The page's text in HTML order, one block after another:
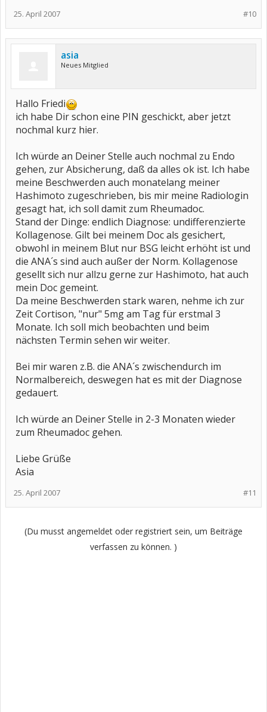
#10
25. April 2007
asia
Neues Mitglied
Hallo Friedi
ich habe Dir schon eine PIN geschickt, aber jetzt
nochmal kurz hier.
Ich würde an Deiner Stelle auch nochmal zu Endo
gehen, zur Absicherung, daß da alles ok ist. Ich habe
meine Beschwerden auch monatelang meiner
Hashimoto zugeschrieben, bis mir meine Radiologin
gesagt hat, ich soll damit zum Rheumadoc.
Stand der Dinge: endlich Diagnose: undifferenzierte
Kollagenose. Gilt bei meinem Doc als gesichert,
obwohl in meinem Blut nur BSG leicht erhöht ist und
die ANA´s sind auch außer der Norm. Kollagenose
gesellt sich nur allzu gerne zur Hashimoto, hat auch
mein Doc gemeint.
Da meine Beschwerden stark waren, nehme ich zur
Zeit Cortison, "nur" 5mg am Tag für erstmal 3
Monate. Ich soll mich beobachten und beim
nächsten Termin sehen wir weiter.
Bei mir waren z.B. die ANA´s zwischendurch im
Normalbereich, deswegen hat es mit der Diagnose
gedauert.
Ich würde an Deiner Stelle in 2-3 Monaten wieder
zum Rheumadoc gehen.
Liebe Grüße
Asia
#11
25. April 2007
(Du musst angemeldet oder registriert sein, um Beiträge
verfassen zu können. )